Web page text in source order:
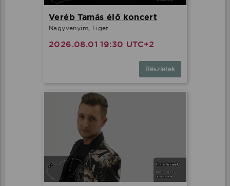
Veréb Tamás élő koncert
Nagyvenyim, Liget
2026.08.01 19:30 UTC+2
Részletek